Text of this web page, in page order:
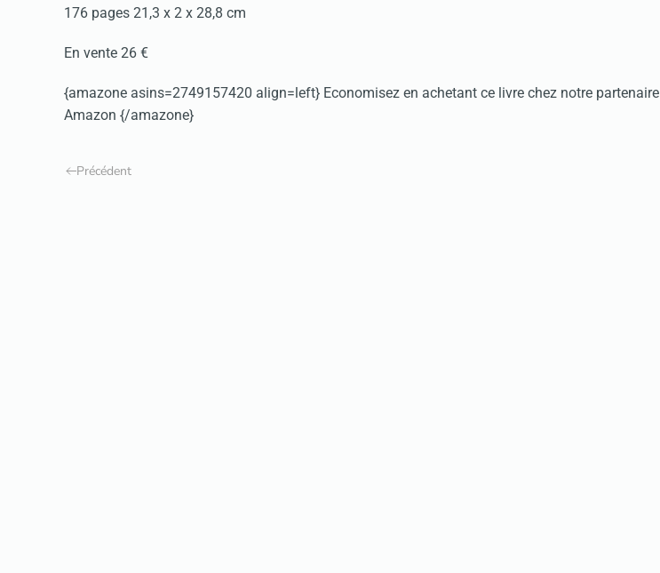
176 pages 21,3 x 2 x 28,8 cm
En vente 26 €
{amazone asins=2749157420 align=left} Economisez en achetant ce livre chez notre partenaire
Amazon {/amazone}
Précédent